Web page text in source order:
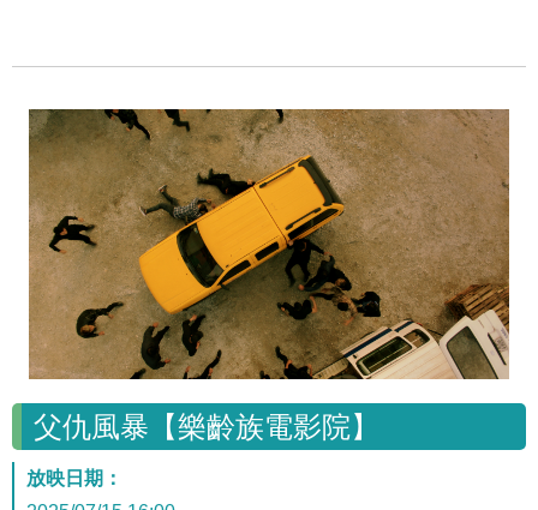
父仇風暴【樂齡族電影院】
放映日期：